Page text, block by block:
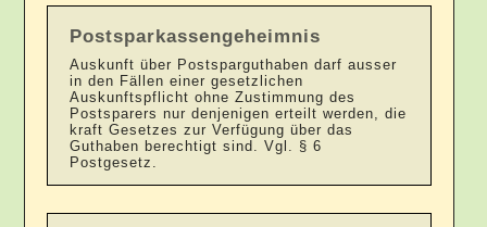
Postsparkassengeheimnis
Auskunft über Postsparguthaben darf ausser
in den Fällen einer gesetzlichen
Auskunftspflicht ohne Zustimmung des
Postsparers nur denjenigen erteilt werden, die
kraft Gesetzes zur Verfügung über das
Guthaben berechtigt sind. Vgl. § 6
Postgesetz.